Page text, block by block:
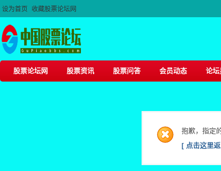
设为首页 收藏股票论坛网
股票论坛网 股票资讯 股票问答 会员动态 论坛
抱歉，指定
[ 点击这里